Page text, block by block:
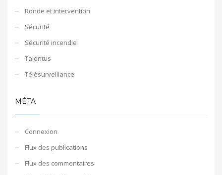
Ronde et intervention
Sécurité
Sécurité incendie
Talentus
Télésurveillance
MÉTA
Connexion
Flux des publications
Flux des commentaires